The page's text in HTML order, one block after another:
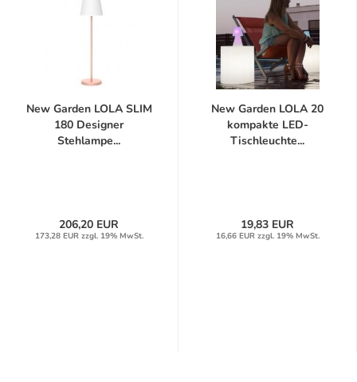
New Garden LOLA SLIM
180 Designer
Stehlampe...
206,20 EUR
173,28 EUR zzgl. 19% MwSt.
New Garden LOLA 20
kompakte LED-
Tischleuchte...
19,83 EUR
16,66 EUR zzgl. 19% MwSt.